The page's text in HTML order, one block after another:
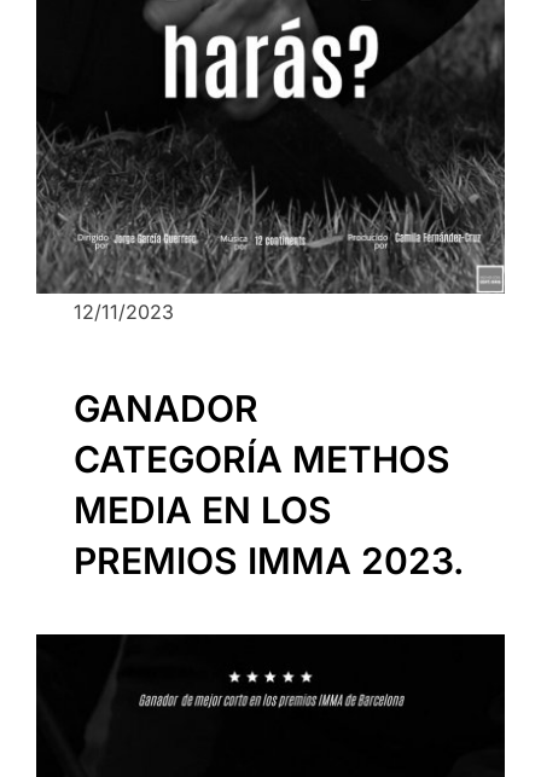
12/11/2023
GANADOR
CATEGORÍA METHOS
MEDIA EN LOS
PREMIOS IMMA 2023.